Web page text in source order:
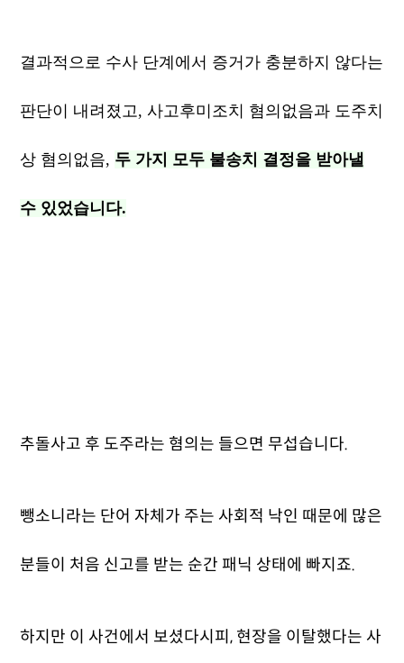
결과적으로 수사 단계에서 증거가 충분하지 않다는
판단이 내려졌고, 사고후미조치 혐의없음과 도주치
상 혐의없음, 두 가지 모두 불송치 결정을 받아낼
수 있었습니다.
추돌사고 후 도주라는 혐의는 들으면 무섭습니다.
뺑소니라는 단어 자체가 주는 사회적 낙인 때문에 많은
분들이 처음 신고를 받는 순간 패닉 상태에 빠지죠.
하지만 이 사건에서 보셨다시피, 현장을 이탈했다는 사